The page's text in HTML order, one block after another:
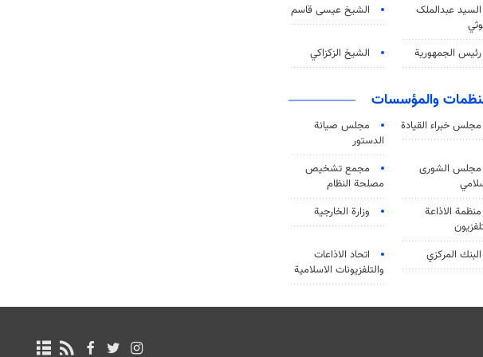
السید عبدالملک
الشيخ عيسى قاسم
رئيس الجمهورية الشيخ الزكزاكي
والمؤسسات
مجلس خبراء القيادة
مجلس صيانة
الدستور
مجلس الشورى
مجمع تشخيص
مصلحة النظام
منظمة الاذاعة
وزارة الخارجية
البنك المركزي
اتحاد الاذاعات
والتلفزيونات الاسلامية